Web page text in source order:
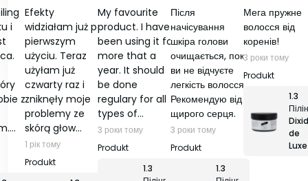
i
z
Oceniono
5
Efekty
widziałam już po
pierwszym
użyciu. Teraz
użyłam już
czwarty raz i
zniknęły moje
problemy ze
skórą głow…
1 рік тому
Oceniono
5
My favourite
product. I have
been using it for
more that a
year. It should
be done
regulary for all
types of…
3 роки тому
1.3
5
Після
начісування
шкіра голови
очищається, поки
ви не відчуєте
легкість волосся.
Рекомендую від
щирого серця.
3 роки тому
1.3
5
Мега пружне
волосся від
коренів!
3 роки тому
1.3
de
Luxe